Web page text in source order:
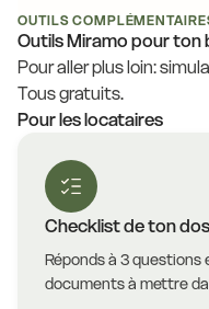
OUTILS
Outils Miramo pour ton
Pour aller plus loin:
Tous gratuits.
Pour les locataires
Checklist de ton
Réponds à 3 questions
documents à mettre